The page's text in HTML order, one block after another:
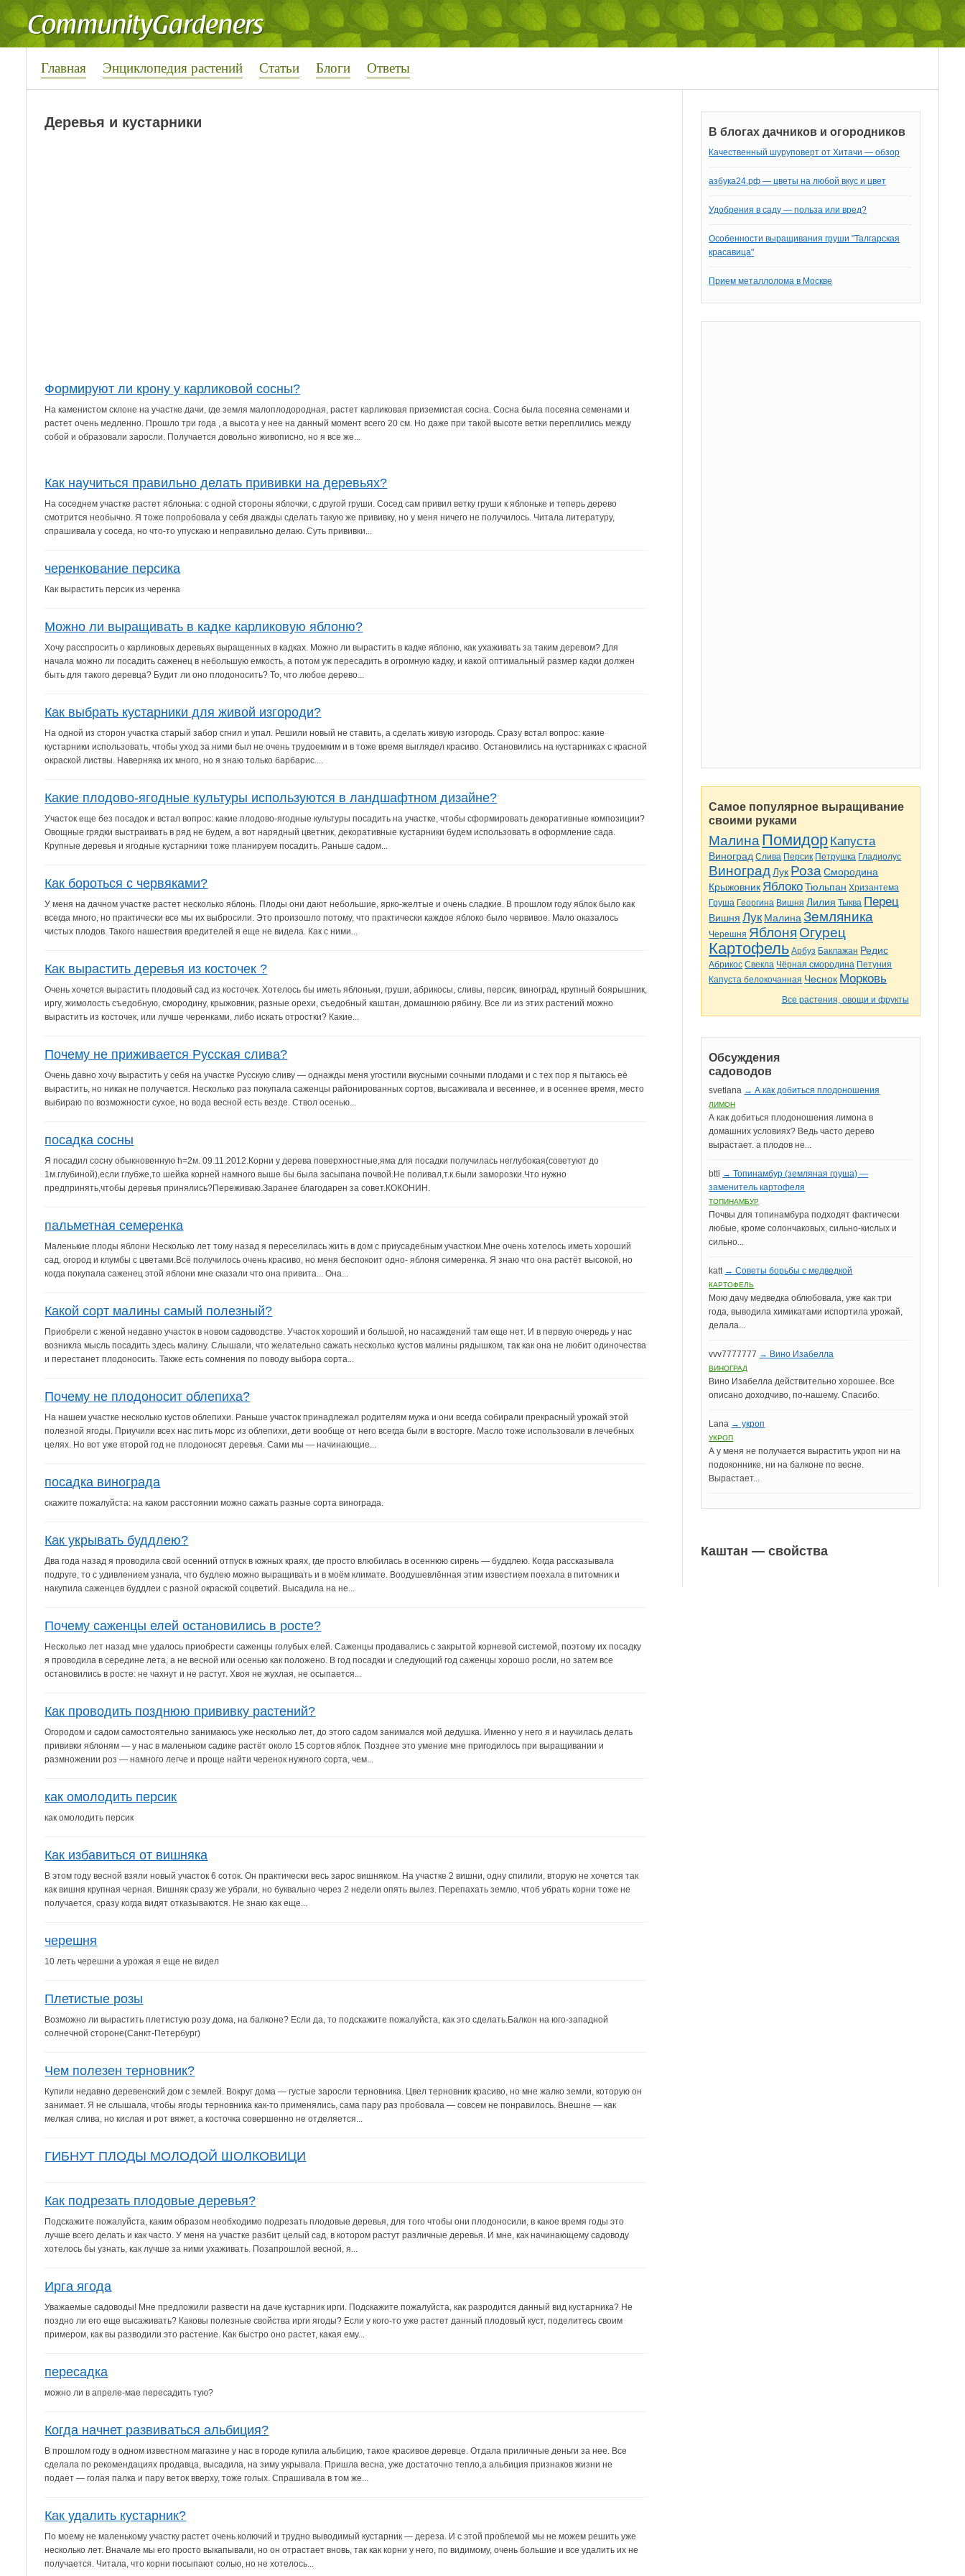
Главная Энциклопедия растений Статьи Блоги Ответы
Деревья и кустарники
Формируют ли крону у карликовой сосны?
На каменистом склоне на участке дачи, где земля малоплодородная, растет карликовая приземистая сосна. Сосна была посеяна семенами и
растет очень медленно. Прошло три года , а высота у нее на данный момент всего 20 см. Но даже при такой высоте ветки переплились между
собой и образовали заросли. Получается довольно живописно, но я все же...
Как научиться правильно делать прививки на деревьях?
На соседнем участке растет яблонька: с одной стороны яблочки, с другой груши. Сосед сам привил ветку груши к яблоньке и теперь дерево
смотрится необычно. Я тоже попробовала у себя дважды сделать такую же прививку, но у меня ничего не получилось. Читала литературу,
спрашивала у соседа, но что-то упускаю и неправильно делаю. Суть прививки...
черенкование персика
Как вырастить персик из черенка
Можно ли выращивать в кадке карликовую яблоню?
Хочу расспросить о карликовых деревьях выращенных в кадках. Можно ли вырастить в кадке яблоню, как ухаживать за таким деревом? Для
начала можно ли посадить саженец в небольшую емкость, а потом уж пересадить в огромную кадку, и какой оптимальный размер кадки должен
быть для такого деревца? Будит ли оно плодоносить? То, что любое дерево...
Как выбрать кустарники для живой изгороди?
На одной из сторон участка старый забор сгнил и упал. Решили новый не ставить, а сделать живую изгородь. Сразу встал вопрос: какие
кустарники использовать, чтобы уход за ними был не очень трудоемким и в тоже время выглядел красиво. Остановились на кустарниках с красной
окраской листвы. Наверняка их много, но я знаю только барбарис....
Какие плодово-ягодные культуры используются в ландшафтном дизайне?
Участок еще без посадок и встал вопрос: какие плодово-ягодные культуры посадить на участке, чтобы сформировать декоративные композиции?
Овощные грядки выстраивать в ряд не будем, а вот нарядный цветник, декоративные кустарники будем использовать в оформление сада.
Крупные деревья и ягодные кустарники тоже планируем посадить. Раньше садом...
Как бороться с червяками?
У меня на дачном участке растет несколько яблонь. Плоды они дают небольшие, ярко-желтые и очень сладкие. В прошлом году яблок было как
всегда много, но практически все мы их выбросили. Это произошло потому, что практически каждое яблоко было червивое. Мало оказалось
чистых плодов. Такого нашествия вредителей я еще не видела. Как с ними...
Как вырастить деревья из косточек ?
Очень хочется вырастить плодовый сад из косточек. Хотелось бы иметь яблоньки, груши, абрикосы, сливы, персик, виноград, крупный боярышник,
иргу, жимолость съедобную, смородину, крыжовник, разные орехи, съедобный каштан, домашнюю рябину. Все ли из этих растений можно
вырастить из косточек, или лучше черенками, либо искать отростки? Какие...
Почему не приживается Русская слива?
Очень давно хочу вырастить у себя на участке Русскую сливу — однажды меня угостили вкусными сочными плодами и с тех пор я пытаюсь её
вырастить, но никак не получается. Несколько раз покупала саженцы районированных сортов, высаживала и весеннее, и в осеннее время, место
выбираю по возможности сухое, но вода весной есть везде. Ствол осенью...
посадка сосны
Я посадил сосну обыкновенную h=2м. 09.11.2012.Корни у дерева поверхностные,яма для посадки получилась неглубокая(советуют до
1м.глубиной),если глубже,то шейка корней намного выше бы была засыпана почвой.Не поливал,т.к.были заморозки.Что нужно
предпринять,чтобы деревья принялись?Переживаю.Заранее благодарен за совет.КОКОНИН.
пальметная семеренка
Маленькие плоды яблони Несколько лет тому назад я переселилась жить в дом с приусадебным участком.Мне очень хотелось иметь хороший
сад, огород и клумбы с цветами.Всё получилось очень красиво, но меня беспокоит одно- яблоня симеренка. Я знаю что она растёт высокой, но
когда покупала саженец этой яблони мне сказали что она привита... Она...
Какой сорт малины самый полезный?
Приобрели с женой недавно участок в новом садоводстве. Участок хороший и большой, но насаждений там еще нет. И в первую очередь у нас
возникла мысль посадить здесь малину. Слышали, что желательно сажать несколько кустов малины рядышком, так как она не любит одиночества
и перестанет плодоносить. Также есть сомнения по поводу выбора сорта...
Почему не плодоносит облепиха?
На нашем участке несколько кустов облепихи. Раньше участок принадлежал родителям мужа и они всегда собирали прекрасный урожай этой
полезной ягоды. Приучили всех нас пить морс из облепихи, дети вообще от него всегда были в восторге. Масло тоже использовали в лечебных
целях. Но вот уже второй год не плодоносят деревья. Сами мы — начинающие...
посадка винограда
скажите пожалуйста: на каком расстоянии можно сажать разные сорта винограда.
Как укрывать буддлею?
Два года назад я проводила свой осенний отпуск в южных краях, где просто влюбилась в осеннюю сирень — буддлею. Когда рассказывала
подруге, то с удивлением узнала, что будлею можно выращивать и в моём климате. Воодушевлённая этим известием поехала в питомник и
накупила саженцев буддлеи с разной окраской соцветий. Высадила на не...
Почему саженцы елей остановились в росте?
Несколько лет назад мне удалось приобрести саженцы голубых елей. Саженцы продавались с закрытой корневой системой, поэтому их посадку
я проводила в середине лета, а не весной или осенью как положено. В год посадки и следующий год саженцы хорошо росли, но затем все
остановились в росте: не чахнут и не растут. Хвоя не жухлая, не осыпается...
Как проводить позднюю прививку растений?
Огородом и садом самостоятельно занимаюсь уже несколько лет, до этого садом занимался мой дедушка. Именно у него я и научилась делать
прививки яблоням — у нас в маленьком садике растёт около 15 сортов яблок. Позднее это умение мне пригодилось при выращивании и
размножении роз — намного легче и проще найти черенок нужного сорта, чем...
как омолодить персик
как омолодить персик
Как избавиться от вишняка
В этом году весной взяли новый участок 6 соток. Он практически весь зарос вишняком. На участке 2 вишни, одну спилили, вторую не хочется так
как вишня крупная черная. Вишняк сразу же убрали, но буквально через 2 недели опять вылез. Перепахать землю, чтоб убрать корни тоже не
получается, сразу когда видят отказываются. Не знаю как еще...
черешня
10 леть черешни а урожая я еще не видел
Плетистые розы
Возможно ли вырастить плетистую розу дома, на балконе? Если да, то подскажите пожалуйста, как это сделать.Балкон на юго-западной
солнечной стороне(Санкт-Петербург)
Чем полезен терновник?
Купили недавно деревенский дом с землей. Вокруг дома — густые заросли терновника. Цвел терновник красиво, но мне жалко земли, которую он
занимает. Я не слышала, чтобы ягоды терновника как-то применялись, сама пару раз пробовала — совсем не понравилось. Внешне — как
мелкая слива, но кислая и рот вяжет, а косточка совершенно не отделяется...
ГИБНУТ ПЛОДЫ МОЛОДОЙ ШОЛКОВИЦИ
Как подрезать плодовые деревья?
Подскажите пожалуйста, каким образом необходимо подрезать плодовые деревья, для того чтобы они плодоносили, в какое время годы это
лучше всего делать и как часто. У меня на участке разбит целый сад, в котором растут различные деревья. И мне, как начинающему садоводу
хотелось бы узнать, как лучше за ними ухаживать. Позапрошлой весной, я...
Ирга ягода
Уважаемые садоводы! Мне предложили развести на даче кустарник ирги. Подскажите пожалуйста, как разродится данный вид кустарника? Не
поздно ли его еще высаживать? Каковы полезные свойства ирги ягоды? Если у кого-то уже растет данный плодовый куст, поделитесь своим
примером, как вы разводили это растение. Как быстро оно растет, какая ему...
пересадка
можно ли в апреле-мае пересадить тую?
Когда начнет развиваться альбиция?
В прошлом году в одном известном магазине у нас в городе купила альбицию, такое красивое деревце. Отдала приличные деньги за нее. Все
сделала по рекомендациях продавца, высадила, на зиму укрывала. Пришла весна, уже достаточно тепло,а альбиция признаков жизни не
подает — голая палка и пару веток вверху, тоже голых. Спрашивала в том же...
Как удалить кустарник?
По моему не маленькому участку растет очень колючий и трудно выводимый кустарник — дереза. И с этой проблемой мы не можем решить уже
несколько лет. Вначале мы его просто выкапывали, но он отрастает вновь, так как корни у него, по видимому, очень большие и все удалить их не
получается. Читала, что корни посыпают солью, но не хотелось...
В блогах дачников и огородников
Качественный шуруповерт от Хитачи — обзор
азбука24.рф — цветы на любой вкус и цвет
Удобрения в саду — польза или вред?
Особенности выращивания груши "Талгарская
красавица"
Прием металлолома в Москве
Самое популярное выращивание
своими руками
Малина Помидор Капуста
Виноград Слива Персик Петрушка Гладиолус
Виноград Лук Роза Смородина
Крыжовник Яблоко Тюльпан Хризантема
Груша Георгина Вишня Лилия Тыква Перец
Вишня Лук Малина Земляника
Черешня Яблоня Огурец
Картофель Арбуз Баклажан Редис
Абрикос Свекла Чёрная смородина Петуния
Капуста белокочанная Чеснок Морковь
Все растения, овощи и фрукты
Обсуждения
садоводов
svetlana → А как добиться плодоношения
ЛИМОН
А как добиться плодоношения лимона в
домашних условиях? Ведь часто дерево
вырастает. а плодов не...
btti → Топинамбур (земляная груша) —
заменитель картофеля
ТОПИНАМБУР
Почвы для топинамбура подходят фактически
любые, кроме солончаковых, сильно-кислых и
сильно...
katt → Советы борьбы с медведкой
КАРТОФЕЛЬ
Мою дачу медведка облюбовала, уже как три
года, выводила химикатами испортила урожай,
делала...
vvv7777777 → Вино Изабелла
ВИНОГРАД
Вино Изабелла действительно хорошее. Все
описано доходчиво, по-нашему. Спасибо.
Lana → укроп
УКРОП
А у меня не получается вырастить укроп ни на
подоконнике, ни на балконе по весне.
Вырастает...
Каштан — свойства